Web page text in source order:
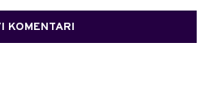
KOMENTARI